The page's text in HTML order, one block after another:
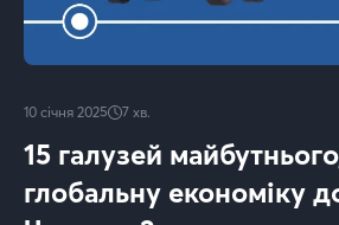
10 січня 2025 7 хв.
15 галузей
глобальну економіку